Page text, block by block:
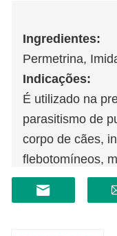
Ingredientes:
Permetrina,
Indicações:
É utilizado na
parasitismo de
corpo de cães,
flebotomíneos,
mosquitos,
tratamento